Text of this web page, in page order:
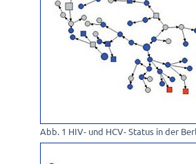
Abb. 1 HIV- und HCV- Status in der